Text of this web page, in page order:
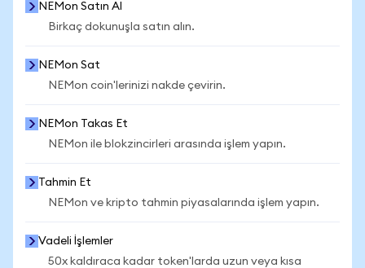
NEMon Satın Al
Birkaç dokunuşla satın alın.
NEMon Sat
NEMon coin'lerinizi nakde çevirin.
NEMon Takas Et
NEMon ile blokzincirleri arasında işlem yapın.
Tahmin Et
NEMon ve kripto tahmin piyasalarında işlem yapın.
Vadeli İşlemler
50x kaldıraca kadar token'larda uzun veya kısa